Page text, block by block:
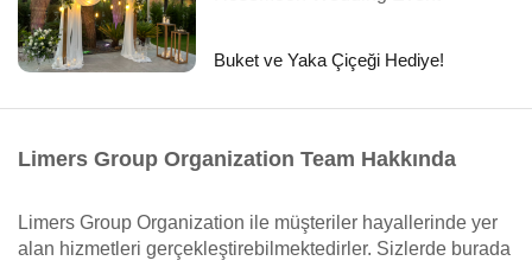
Buket ve Yaka Çiçeği Hediye!
Limers Group Organization Team Hakkında
Limers Group Organization ile müşteriler hayallerinde yer
alan hizmetleri gerçekleştirebilmektedirler. Sizlerde burada